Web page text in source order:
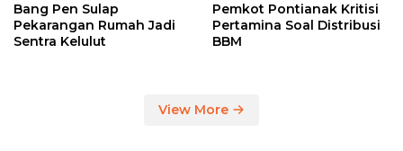
Bang Pen Sulap
Pekarangan Rumah Jadi
Sentra Kelulut
Pemkot Pontianak Kritisi
Pertamina Soal Distribusi
BBM
View More